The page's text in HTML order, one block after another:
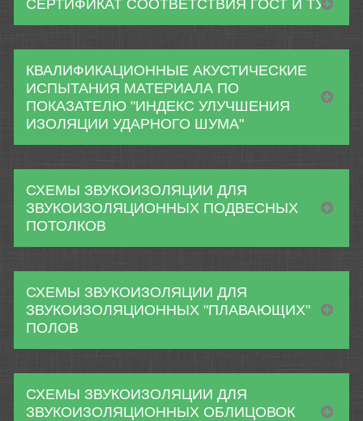
СЕРТИФИКАТ СООТВЕТСТВИЯ ГОСТ И ТУ
КВАЛИФИКАЦИОННЫЕ АКУСТИЧЕСКИЕ
ИСПЫТАНИЯ МАТЕРИАЛА ПО
ПОКАЗАТЕЛЮ "ИНДЕКС УЛУЧШЕНИЯ
ИЗОЛЯЦИИ УДАРНОГО ШУМА"
СХЕМЫ ЗВУКОИЗОЛЯЦИИ ДЛЯ
ЗВУКОИЗОЛЯЦИОННЫХ ПОДВЕСНЫХ
ПОТОЛКОВ
СХЕМЫ ЗВУКОИЗОЛЯЦИИ ДЛЯ
ЗВУКОИЗОЛЯЦИОННЫХ "ПЛАВАЮЩИХ"
ПОЛОВ
СХЕМЫ ЗВУКОИЗОЛЯЦИИ ДЛЯ
ЗВУКОИЗОЛЯЦИОННЫХ ОБЛИЦОВОК